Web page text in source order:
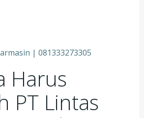
| 081333273305
Harus
PT Lintas